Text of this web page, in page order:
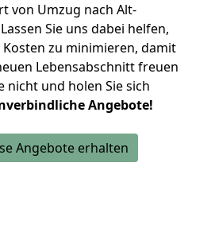
von Umzug nach Alt-
Sie uns dabei helfen,
zu minimieren, damit
Lebensabschnitt freuen
nicht und holen Sie sich
Angebote!
Angebote erhalten